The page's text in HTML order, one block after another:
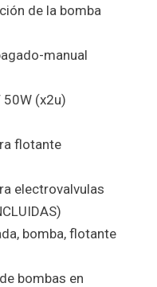
de la bomba
manual
(x2u)
flotante
electrovalvulas
bomba, flotante
bombas en